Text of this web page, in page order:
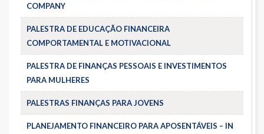
COMPANY
PALESTRA DE EDUCAÇÃO FINANCEIRA
COMPORTAMENTAL E MOTIVACIONAL
PALESTRA DE FINANÇAS PESSOAIS E INVESTIMENTOS
PARA MULHERES
PALESTRAS FINANÇAS PARA JOVENS
PLANEJAMENTO FINANCEIRO PARA APOSENTÁVEIS – IN